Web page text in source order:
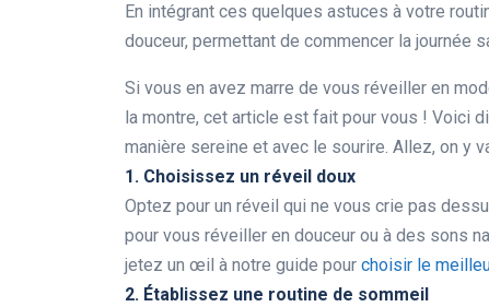
En intégrant ces quelques astuces à votre
douceur, permettant de commencer la journée
Si vous en avez marre de vous réveiller en
la montre, cet article est fait pour vous ! Voici
manière sereine et avec le sourire. Allez, on y
1. Choisissez un réveil doux
Optez pour un réveil qui ne vous crie pas
pour vous réveiller en douceur ou à des sons
jetez un œil à notre guide pour choisir le
2. Établissez une routine de sommeil